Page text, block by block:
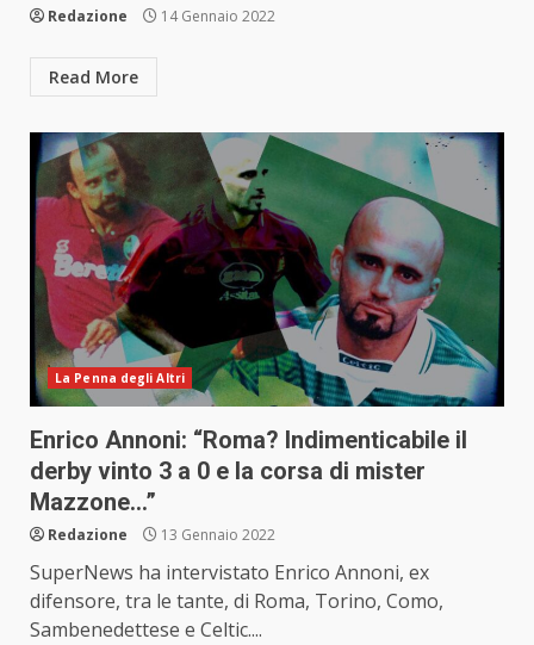
Redazione 14 Gennaio 2022
Read More
La Penna degli Altri
Enrico Annoni: “Roma? Indimenticabile il
derby vinto 3 a 0 e la corsa di mister
Mazzone…”
Redazione 13 Gennaio 2022
SuperNews ha intervistato Enrico Annoni, ex
difensore, tra le tante, di Roma, Torino, Como,
Sambenedettese e Celtic....